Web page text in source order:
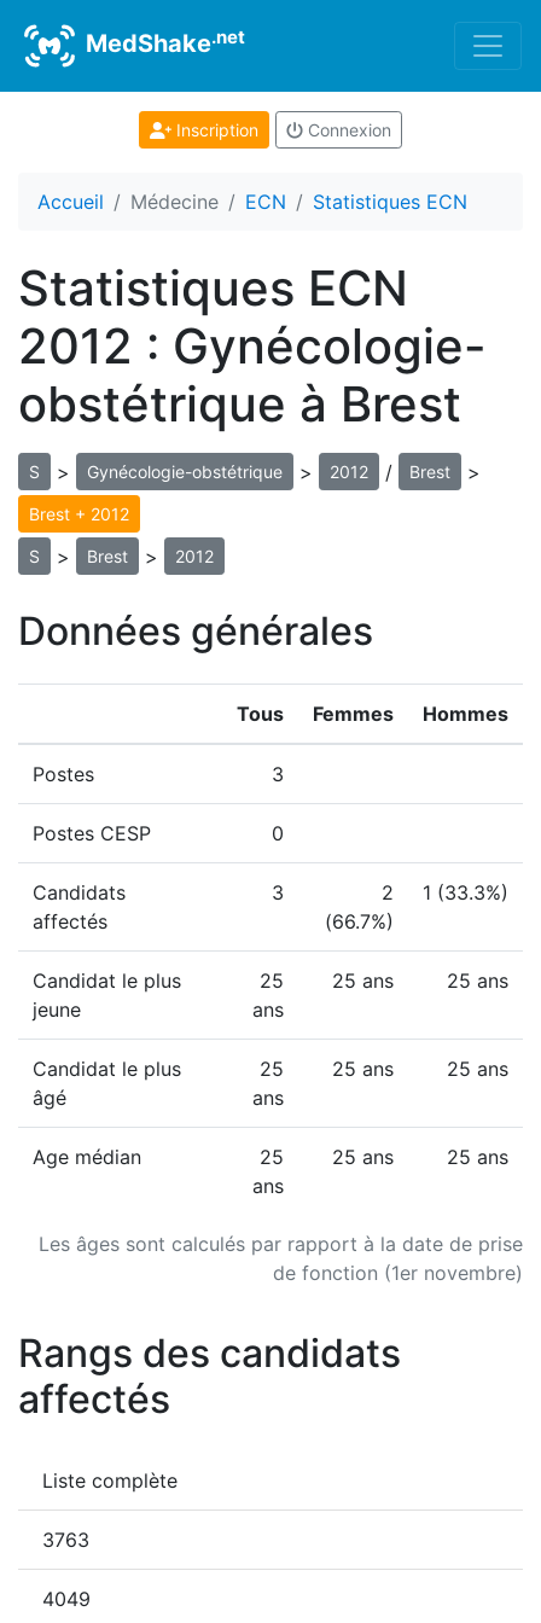
MedShake.net
Inscription Connexion
Accueil Médecine ECN Statistiques ECN
Statistiques ECN
2012 : Gynécologie-
obstétrique à Brest
S > Gynécologie-obstétrique > 2012 / Brest >
Brest + 2012
S > Brest > 2012
Données générales
Les âges sont calculés par rapport à la date de prise
de fonction (1er novembre)
Tous Femmes Hommes
Postes 3
Postes CESP 0
Candidats
affectés
3
2
(66.7%)
1 (33.3%)
Candidat le plus
jeune
25
ans
25 ans 25 ans
Candidat le plus
âgé
25
ans
25 ans 25 ans
Age médian
25
ans
25 ans 25 ans
Rangs des candidats
affectés
Liste complète
3763
4049